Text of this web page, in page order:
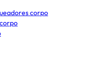
corpo